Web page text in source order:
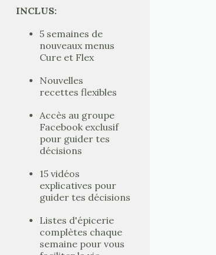
INCLUS:
5 semaines de
nouveaux menus
Cure et Flex
Nouvelles
recettes flexibles
Accès au groupe
Facebook exclusif
pour guider tes
décisions
15 vidéos
explicatives pour
guider tes décisions
Listes d'épicerie
complètes chaque
semaine pour vous